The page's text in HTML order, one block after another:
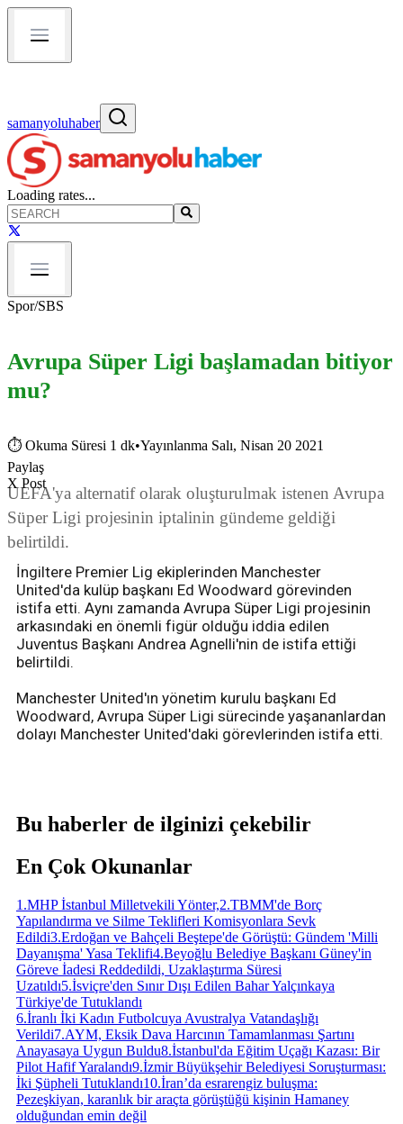
samanyoluhaber
Loading rates...
Spor/SBS
Avrupa Süper Ligi başlamadan bitiyor
mu?
⏱ Okuma Süresi 1 dk•Yayınlanma Salı, Nisan 20 2021
Paylaş
X Post
UEFA'ya alternatif olarak oluşturulmak istenen Avrupa
Süper Ligi projesinin iptalinin gündeme geldiği
belirtildi.
İngiltere Premier Lig ekiplerinden Manchester
United'da kulüp başkanı Ed Woodward görevinden
istifa etti. Aynı zamanda Avrupa Süper Ligi projesinin
arkasındaki en önemli figür olduğu iddia edilen
Juventus Başkanı Andrea Agnelli'nin de istifa ettiği
belirtildi.
Manchester United'ın yönetim kurulu başkanı Ed
Woodward, Avrupa Süper Ligi sürecinde yaşananlardan
dolayı Manchester United'daki görevlerinden istifa etti.
Bu haberler de ilginizi çekebilir
En Çok Okunanlar
1 .MHP İstanbul Milletvekili Yönter,2.TBMM'de Borç
Yapılandırma ve Silme Teklifleri Komisyonlara Sevk
Edildi3.Erdoğan ve Bahçeli Beştepe'de Görüştü: Gündem 'Milli
Dayanışma' Yasa Teklifi4.Beyoğlu Belediye Başkanı Güney'in
Göreve İadesi Reddedildi, Uzaklaştırma Süresi
Uzatıldı5.İsviçre'den Sınır Dışı Edilen Bahar Yalçınkaya
Türkiye'de Tutuklandı
6.İranlı İki Kadın Futbolcuya Avustralya Vatandaşlığı
Verildi7.AYM, Eksik Dava Harcının Tamamlanması Şartını
Anayasaya Uygun Buldu8.İstanbul'da Eğitim Uçağı Kazası: Bir
Pilot Hafif Yaralandı9.İzmir Büyükşehir Belediyesi Soruşturması:
İki Şüpheli Tutuklandı10.İran’da esrarengiz buluşma:
Pezeşkiyan, karanlık bir araçta görüştüğü kişinin Hamaney
olduğundan emin değil